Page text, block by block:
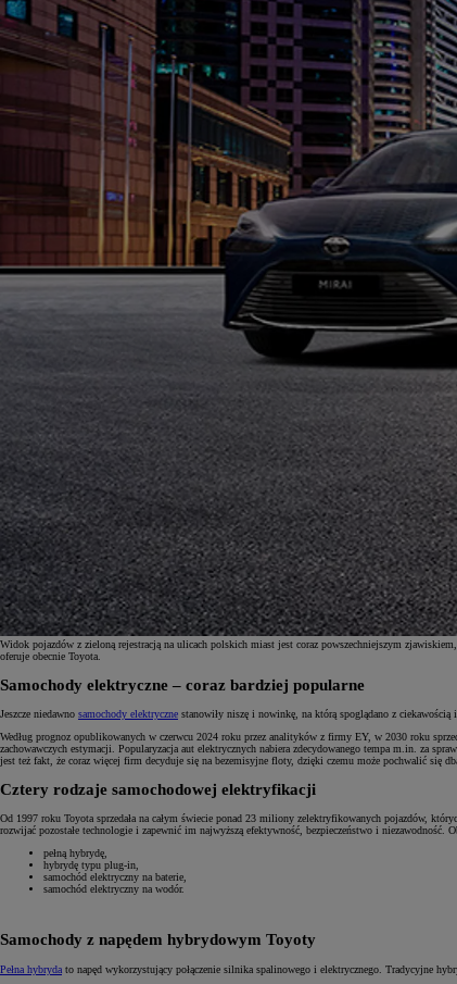
Yaris Cross
HYBRID
Widok pojazdów z zieloną rejestracją na ulicach polskich miast jest coraz powszechniejszym
oferuje obecnie Toyota.
Samochody elektryczne – coraz bardziej popularne
Jeszcze niedawno samochody elektryczne stanowiły niszę i nowinkę, na którą spoglądano z ciekawością
Według prognoz opublikowanych w czerwcu 2024 roku przez analityków z firmy EY, w 2030 roku
zachowawczych estymacji. Popularyzacja aut elektrycznych nabiera zdecydowanego tempa m.in. za
jest też fakt, że coraz więcej firm decyduje się na bezemisyjne floty, dzięki czemu może pochwalić się
Cztery rodzaje samochodowej elektryfikacji
Od 1997 roku Toyota sprzedała na całym świecie ponad 23 miliony zelektryfikowanych pojazdów,
rozwijać pozostałe technologie i zapewnić im najwyższą efektywność, bezpieczeństwo i niezawodność.
pełną hybrydę,
hybrydę typu plug-in,
samochód elektryczny na baterie,
samochód elektryczny na wodór.
Samochody z napędem hybrydowym Toyoty
Pełna hybryda to napęd wykorzystujący połączenie silnika spalinowego i elektrycznego. Tradycyjne